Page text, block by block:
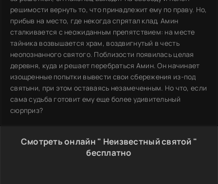
решимости вернуть то, что принадлежит ему по праву. Но,
прибыв на место, где некогда спрятал клад, Амин
сталкивается с неожиданным препятствием: на месте
тайника возвышается храм, воздвигнутый в честь
неопознанного святого. Поблизости появилась целая
деревня, куда и решает перебраться Амин. Он начинает
изощренные попытки вывести свои сбережения из-под
святыни, при этом оставаясь незамеченным. Но что, если
сама судьба готовит ему еще более удивительный
сюрприз?
Смотреть онлайн " Неизвестный святой "
бесплатно